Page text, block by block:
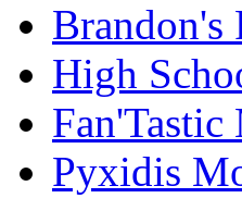
Brandon's
High
Fan'Tastic
Pyxidis